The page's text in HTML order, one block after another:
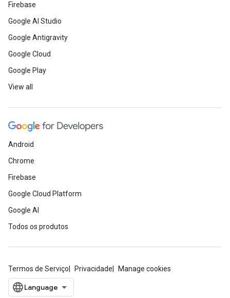
Firebase
Google AI Studio
Google Antigravity
Google Cloud
Google Play
View all
Android
Chrome
Firebase
Google Cloud Platform
Google AI
Todos os produtos
Termos de Serviço Privacidade Manage cookies